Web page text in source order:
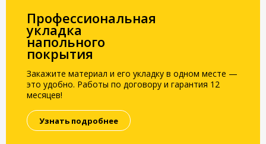
Профессиональная
укладка
напольного
покрытия
Закажите материал и его укладку в одном месте —
это удобно. Работы по договору и гарантия 12
месяцев!
Узнать подробнее